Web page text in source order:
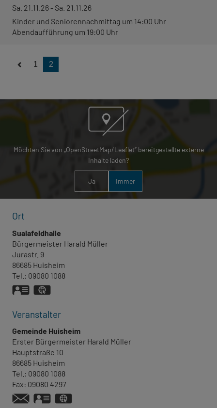
Sa. 21.11.26 - Sa. 21.11.26
Kinder und Seniorennachmittag um 14:00 Uhr
Abendaufführung um 19:00 Uhr
1 2
Möchten Sie von „OpenStreetMap/Leaflet“ bereitgestellte externe
Inhalte laden?
Ja Immer
Ort
Sualafeldhalle
Bürgermeister Harald Müller
Jurastr. 9
86685 Huisheim
Tel.: 09080 1088
vCard
Veranstalter
Gemeinde Huisheim
Erster Bürgermeister Harald Müller
Hauptstraße 10
86685 Huisheim
Tel.: 09080 1088
Fax: 09080 4297
vCard